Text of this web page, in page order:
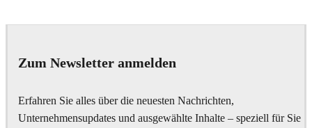
Zum Newsletter anmelden
Erfahren Sie alles über die neuesten Nachrichten,
Unternehmensupdates und ausgewählte Inhalte – speziell für Sie